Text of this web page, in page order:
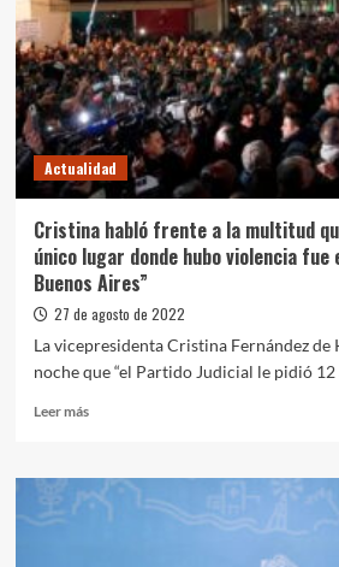
es
el
deporte
de
la
derecha”
Actualidad
Cristina habló frente a la multitud
único lugar donde hubo violencia fue
Buenos Aires”
27 de agosto de 2022
La vicepresidenta Cristina Fernández
noche que “el Partido Judicial le pidió 12
Leer másLeer
Cristina
habló
frente